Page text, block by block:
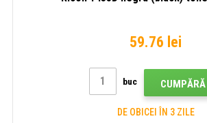
59.76 lei
buc CUMPĂRĂ
DE OBICEI ÎN 3 ZILE